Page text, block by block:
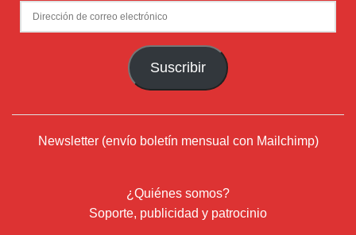
Dirección
de
Suscribir
Newsletter (envío boletín mensual con Mailchimp)
¿Quiénes somos?
Soporte, publicidad y patrocinio